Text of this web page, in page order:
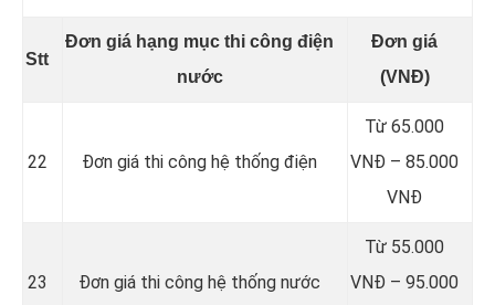
Stt
Đơn giá hạng mục thi công điện
nước
Đơn giá
(VNĐ)
22 Đơn giá thi công hệ thống điện
Từ 65.000
VNĐ – 85.000
VNĐ
23 Đơn giá thi công hệ thống nước
Từ 55.000
VNĐ – 95.000